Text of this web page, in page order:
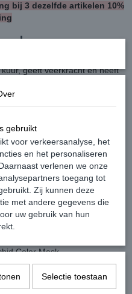
bij 3 dezelfde artikelen 10%
geeft veerkracht en heeft
het voorkomen van
Color serie voor
het Color Proteïne Complex
de glans behouden blijft. Een
invloed van ultra-violette
shampoo om het haar te
over handdoekdroog haar. Vijf
laten uitspoelen. Smeer het
Color Mask.
gebruikt
voor verkeersanalyse, het
en het personaliseren
verlenen we onze
toegang tot
Zij kunnen deze
met andere gegevens die
uw gebruik van hun
Selectie toestaan